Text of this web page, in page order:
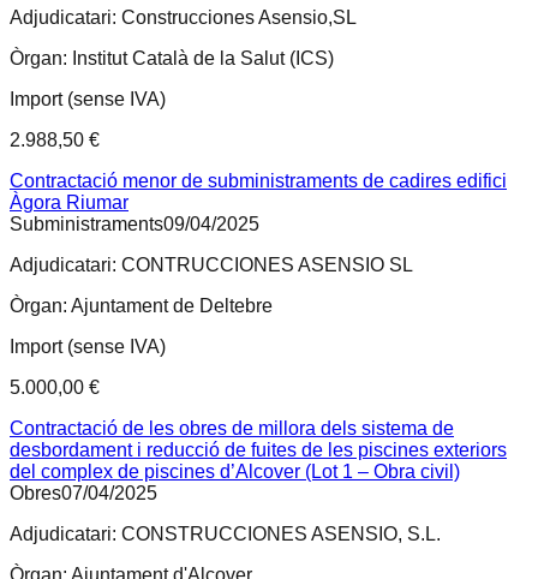
Adjudicatari: Construcciones Asensio,SL
Òrgan: Institut Català de la Salut (ICS)
Import (sense IVA)
2.988,50 €
Contractació menor de subministraments de cadires edifici
Àgora Riumar
Subministraments09/04/2025
Adjudicatari: CONTRUCCIONES ASENSIO SL
Òrgan: Ajuntament de Deltebre
Import (sense IVA)
5.000,00 €
Contractació de les obres de millora dels sistema de
desbordament i reducció de fuites de les piscines exteriors
del complex de piscines d’Alcover (Lot 1 – Obra civil)
Obres07/04/2025
Adjudicatari: CONSTRUCCIONES ASENSIO, S.L.